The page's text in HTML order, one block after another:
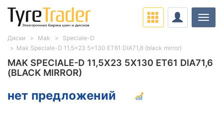
MAK SPECIALE-D 11,5X23 5X130 ET61 DIA71,6
(BLACK MIRROR)
нет предложений
Диски Mak
Speciale-D
Mak Speciale-D 11,5x23 5x130 ET61 DIA71,6 (black mirror)